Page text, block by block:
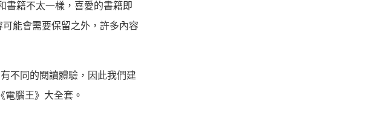
書籍不太一樣，喜愛的書籍即
能會需要保留之外，許多內容
不同的閱讀體驗，因此我們建
腦王》大全套。